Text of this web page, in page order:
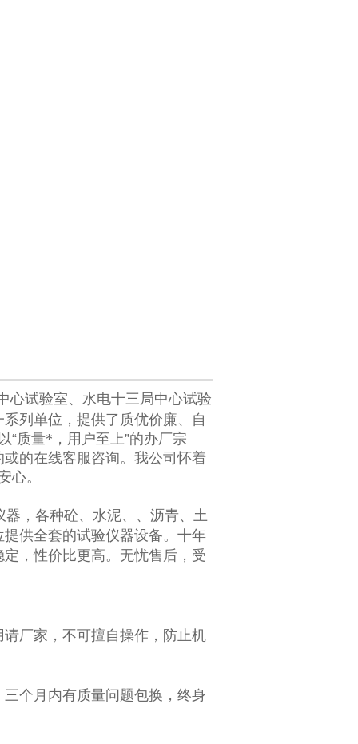
心试验室、水电十三局中心试验
列单位，提供了质优价廉、自
“质量*，用户至上”的办厂宗
的在线客服咨询。我公司怀着
心。
，各种砼、水泥、 、 沥青、土
供全套的试验仪器设备。十年
，性价比更高。无忧售后，受
厂家，不可擅自操作，防止机
个月内有质量问题包换，终身